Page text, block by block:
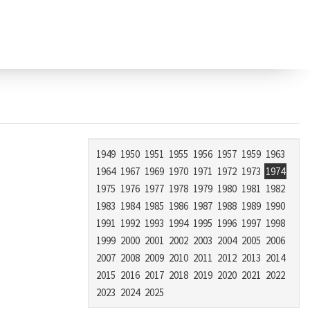
1949 1950 1951 1955 1956 1957 1959 1963
1964 1967 1969 1970 1971 1972 1973 1974
1975 1976 1977 1978 1979 1980 1981 1982
1983 1984 1985 1986 1987 1988 1989 1990
1991 1992 1993 1994 1995 1996 1997 1998
1999 2000 2001 2002 2003 2004 2005 2006
2007 2008 2009 2010 2011 2012 2013 2014
2015 2016 2017 2018 2019 2020 2021 2022
2023 2024 2025